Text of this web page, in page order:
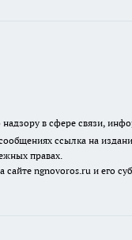
надзору в сфере связи,
ссылка на
правах.
ngnovoros.ru и его